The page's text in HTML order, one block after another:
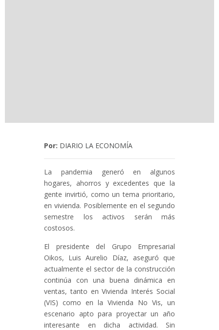
Por: DIARIO LA ECONOMÍA
La pandemia generó en algunos
hogares, ahorros y excedentes que la
gente invirtió, como un tema prioritario,
en vivienda. Posiblemente en el segundo
semestre los activos serán más
costosos.
El presidente del Grupo Empresarial
Oikos, Luis Aurelio Díaz, aseguró que
actualmente el sector de la construcción
continúa con una buena dinámica en
ventas, tanto en Vivienda Interés Social
(VIS) como en la Vivienda No Vis, un
escenario apto para proyectar un año
interesante en dicha actividad. Sin